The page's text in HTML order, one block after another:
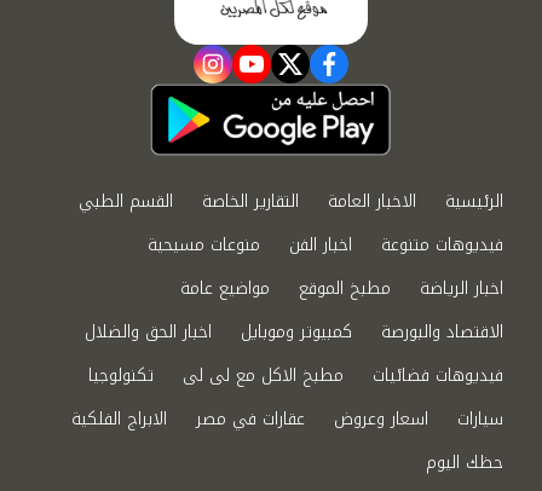
facebook
twitter
youtube
instagram
الرئيسية الاخبار العامة التقارير الخاصة
القسم الطبي
فيديوهات متنوعة
اخبار الفن
منوعات مسيحية
اخبار الرياضة
مطبخ الموقع
مواضيع عامة
الاقتصاد والبورصة
كمبيوتر وموبايل
اخبار الحق والضلال
فيديوهات فضائيات
مطبخ الاكل مع لى لى
تكنولوجيا
سيارات
اسعار وعروض عقارات في مصر
الابراج الفلكية
حظك اليوم